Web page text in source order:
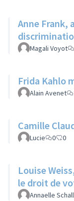
Anne Frank,
Magali Voyot
Frida Kahlo
Alain Avenet
Camille
Lucie 0 0
Louise
le droit de
Annaelle